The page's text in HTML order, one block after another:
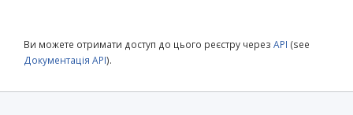
Ви можете отримати доступ до цього реєстру через API (see
Документація API).